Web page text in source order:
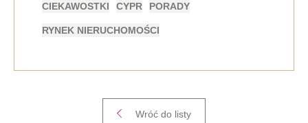
CIEKAWOSTKI CYPR PORADY
RYNEK NIERUCHOMOŚCI
Wróć do listy